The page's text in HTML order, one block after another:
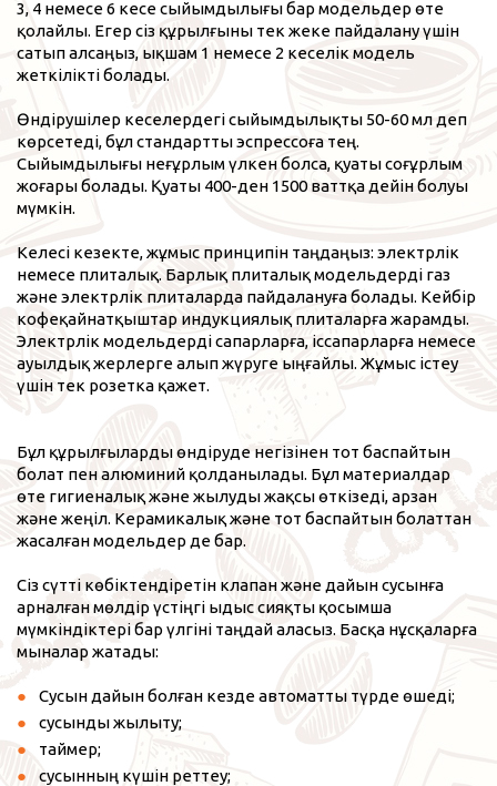
3, 4 немесе 6 кесе сыйымдылығы бар модельдер өте
қолайлы. Егер сіз құрылғыны тек жеке пайдалану үшін
сатып алсаңыз, ықшам 1 немесе 2 кеселік модель
жеткілікті болады.
Өндірушілер кеселердегі сыйымдылықты 50-60 мл деп
көрсетеді, бұл стандартты эспрессоға тең.
Сыйымдылығы неғұрлым үлкен болса, қуаты соғұрлым
жоғары болады. Қуаты 400-ден 1500 ваттқа дейін болуы
мүмкін.
Келесі кезекте, жұмыс принципін таңдаңыз: электрлік
немесе плиталық. Барлық плиталық модельдерді газ
және электрлік плиталарда пайдалануға болады. Кейбір
кофеқайнатқыштар индукциялық плиталарға жарамды.
Электрлік модельдерді сапарларға, іссапарларға немесе
ауылдық жерлерге алып жүруге ыңғайлы. Жұмыс істеу
үшін тек розетка қажет.
Бұл құрылғыларды өндіруде негізінен тот баспайтын
болат пен алюминий қолданылады. Бұл материалдар
өте гигиеналық және жылуды жақсы өткізеді, арзан
және жеңіл. Керамикалық және тот баспайтын болаттан
жасалған модельдер де бар.
Сіз сүтті көбіктендіретін клапан және дайын сусынға
арналған мөлдір үстіңгі ыдыс сияқты қосымша
мүмкіндіктері бар үлгіні таңдай аласыз. Басқа нұсқаларға
мыналар жатады:
Сусын дайын болған кезде автоматты түрде өшеді;
сусынды жылыту;
таймер;
сусынның күшін реттеу;